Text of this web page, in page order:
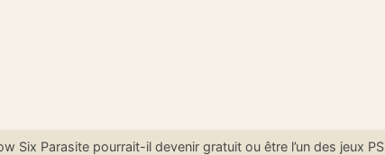
Six Parasite pourrait-il devenir gratuit ou être l’un des jeux